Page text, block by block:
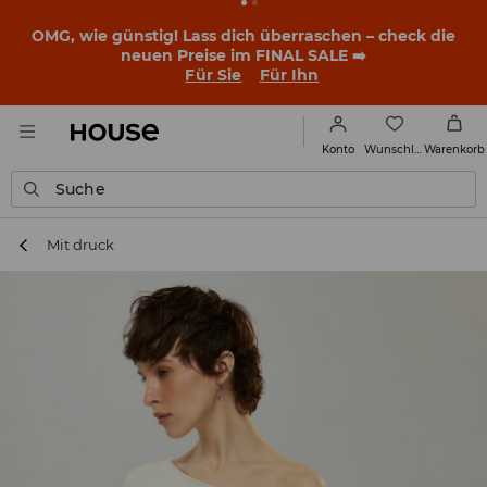
BACK TO SCHOOL 📒Die besten Geschichten beginnen
noch vor dem ersten Klingeln. Starte mit einem neuen
Outfit ins Schuljahr!
Für Sie
Für Ihn
Konto Warenkorb
Suche
Mit druck